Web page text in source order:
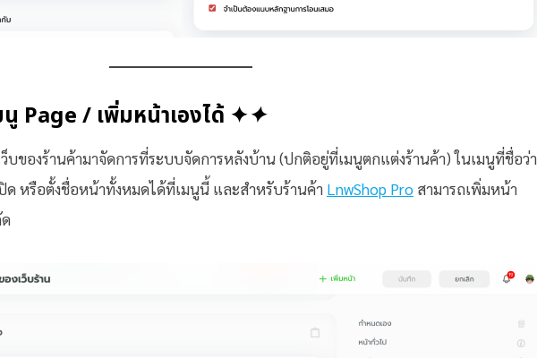
Page / เพิ่มหน้าเองได้ ✦✦
บของร้านค้ามาจัดการที่ระบบจัดการหลังบ้าน (ปกติอยู่ที่เมนูตกแต่งร้านค้า) ในเมนูที่ชื่อว่า
ด หรือตั้งชื่อหน้าทั้งหมดได้ที่เมนูนี้ และสำหรับร้านค้า LnwShop Pro สามารถเพิ่มหน้า